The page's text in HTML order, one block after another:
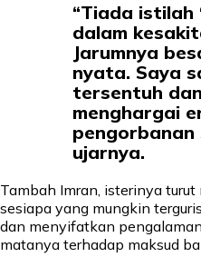
“Tiada istilah
dalam
Jarumnya
nyata. Saya
tersentuh
menghargai
pengorbanan
ujarnya.
Tambah Imran, isterinya
sesiapa yang mungkin
dan menyifatkan
matanya terhadap maksud